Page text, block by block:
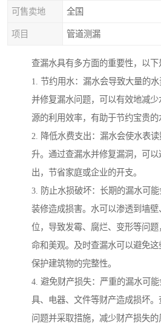
可售卖地 全国
项目 管道测漏
查漏水具有多方面的重要性，以下
1. 节约用水：漏水会导致大量的
并修复漏水问题，可以有效地减
源的利用效率，有助于节约宝贵的
2. 降低水费支出：漏水会使水表
升。通过查漏水并修复漏洞，可
出，节省家庭或企业的开支。
3. 防止水损破坏：长期的漏水可
装修造成损害。水可以渗透到墙
位，导致发霉、腐烂、变形等问
命和美观。及时查漏水可以避免这
保护建筑物的完整性。
4. 避免财产损失：严重的漏水可
具、电器、文件等财产造成损坏
问题并采取措施，减少财产损失的